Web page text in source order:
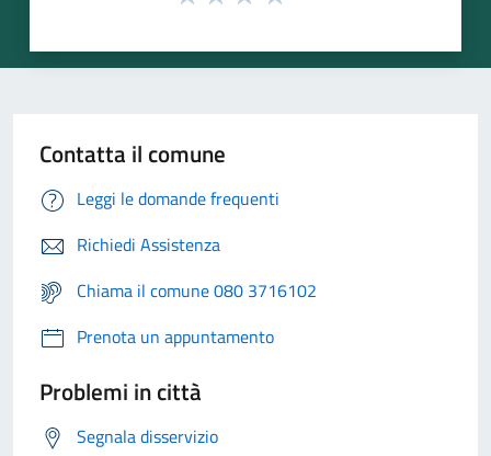
Contatta il comune
Leggi le domande frequenti
Richiedi Assistenza
Chiama il comune 080 3716102
Prenota un appuntamento
Problemi in città
Segnala disservizio